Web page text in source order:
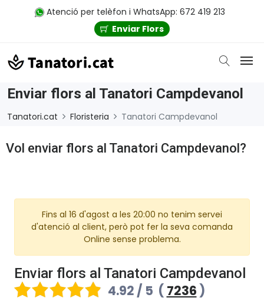
Atenció per telèfon i WhatsApp: 672 419 213
Enviar Flors
Enviar flors al Tanatori Campdevanol
Tanatori.cat Floristeria Tanatori Campdevanol
Vol enviar flors al Tanatori Campdevanol?
Fins al 16 d'agost a les 20:00 no tenim servei
d'atenció al client, però pot fer la seva comanda
Online sense problema.
Enviar flors al Tanatori Campdevanol
4.92 / 5 ( 7236 )